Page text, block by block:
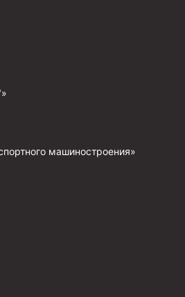
машиностроения»